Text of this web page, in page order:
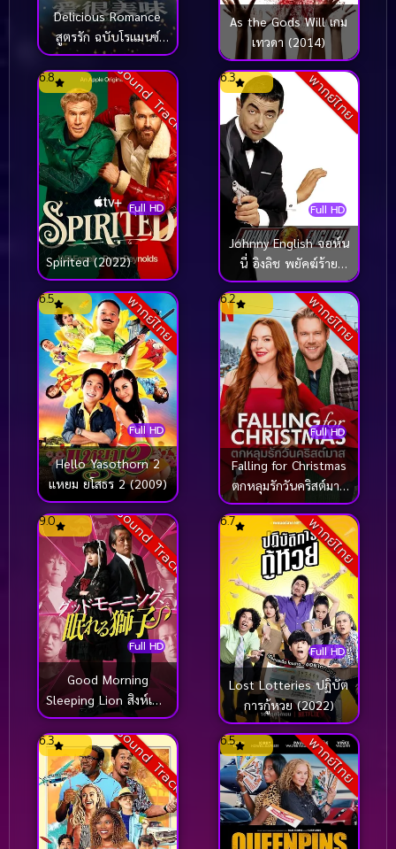
Delicious Romance
สูตรรัก ฉบับโรแมนซ์
(2023)
As the Gods Will เกม
เทวดา (2014)
Sound Track
Full HD
6.8
Spirited (2022)
พากย์ไทย
Full HD
6.3
Johnny English จอห์น
นี่ อิงลิช พยัคฆ์ร้าย
ศูนย์ ศูนย์ ก๊าก (2003)
พากย์ไทย
Full HD
6.5
Hello Yasothorn 2
แหยม ยโสธร 2 (2009)
พากย์ไทย
Full HD
6.2
Falling for Christmas
ตกหลุมรักวันคริสต์มาส
(2022)
Sound Track
Full HD
9.0
Good Morning
Sleeping Lion สิงห์เฒ่า
สุดเก๋า ผจญโอตะสุด
เกรียน (2022)
พากย์ไทย
Full HD
6.7
Lost Lotteries ปฏิบัต
การกู้หวย (2022)
Sound Track
6.3 พากย์ไทย
6.5